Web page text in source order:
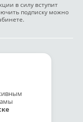
в силу вступит
подписку можно